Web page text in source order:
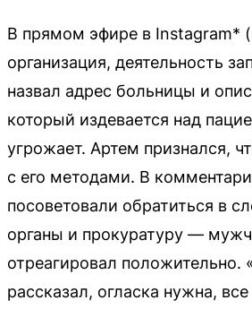
В прямом эфире в Instagram*
организация, деятельность
назвал адрес больницы и
который издевается над
угрожает. Артем признался,
с его методами. В
посоветовали обратиться в
органы и прокуратуру —
отреагировал положительно.
рассказал, огласка нужна,